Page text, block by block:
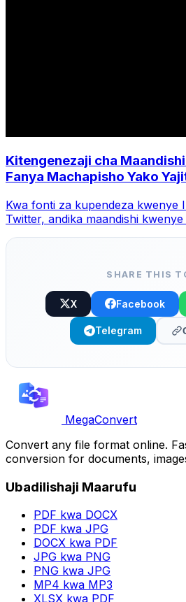
Kitengenezaji cha
Fanya Machapisho Yako
Kwa fonti za kupendeza kwenye
Twitter, andika maandishi
SHARE THIS
X Facebook
Telegram
MegaConvert
Convert any file format online.
conversion for documents,
Ubadilishaji Maarufu
PDF kwa DOCX
PDF kwa JPG
DOCX kwa PDF
JPG kwa PNG
PNG kwa JPG
MP4 kwa MP3
XLSX kwa PDF